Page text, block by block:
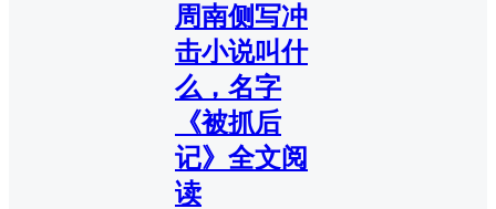
周南侧写冲
击小说叫什
么，名字
《被抓后
记》全文阅
读